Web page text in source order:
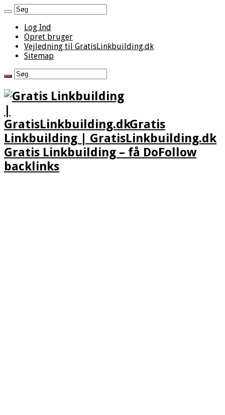
Log Ind
Opret bruger
Vejledning til GratisLinkbuilding.dk
Sitemap
Gratis
Linkbuilding | GratisLinkbuilding.dk
Gratis Linkbuilding – få DoFollow
backlinks